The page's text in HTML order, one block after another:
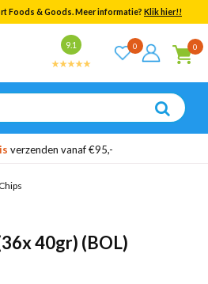
Foods & Goods. Meer informatie? Klik hier!!
9.1 0 0
alle resultaten
verzenden vanaf €95,-
40gr) (BOL)